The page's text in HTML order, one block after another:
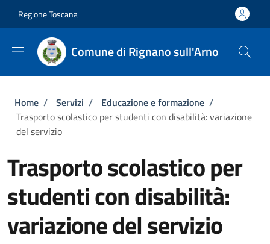
Regione Toscana
Comune di Rignano sull'Arno
Briciole di pane
Home / Servizi / Educazione e formazione /
Trasporto scolastico per studenti con disabilità: variazione
del servizio
Trasporto scolastico per
studenti con disabilità:
variazione del servizio